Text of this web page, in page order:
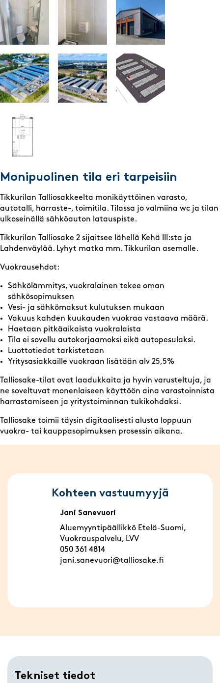
Monipuolinen tila eri tarpeisiin
Tikkurilan Talliosakkeelta monikäyttöinen varasto,
autotalli, harraste-, toimitila. Tilassa jo valmiina wc ja tilan
ulkoseinällä sähköauton latauspiste.
Tikkurilan Talliosake 2 sijaitsee lähellä Kehä III:sta ja
Lahdenväylää. Lyhyt matka mm. Tikkurilan asemalle.
Vuokrausehdot:
Sähkölämmitys, vuokralainen tekee oman
sähkösopimuksen
Vesi- ja sähkömaksut kulutuksen mukaan
Vakuus kahden kuukauden vuokraa vastaava määrä.
Haetaan pitkäaikaista vuokralaista
Tila ei sovellu autokorjaamoksi eikä autopesulaksi.
Luottotiedot tarkistetaan
Yritysasiakkaille vuokraan lisätään alv 25,5%
Talliosake-tilat ovat laadukkaita ja hyvin varusteltuja, ja
ne soveltuvat monenlaiseen käyttöön aina varastoinnista
harrastamiseen ja yritystoiminnan tukikohdaksi.
Talliosake toimii täysin digitaalisesti alusta loppuun
vuokra- tai kauppasopimuksen prosessin aikana.
Kohteen vastuumyyjä
Jani Sanevuori
Aluemyyntipäällikkö Etelä-Suomi,
Vuokrauspalvelu, LVV
050 361 4814
jani.sanevuori@talliosake.fi
Tekniset tiedot